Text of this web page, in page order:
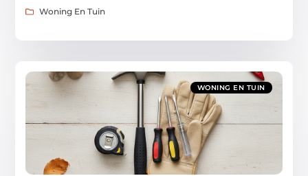
Woning En Tuin
WONING EN TUIN